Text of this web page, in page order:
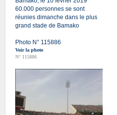
60.000 personnes se sont
réunies dimanche dans le plus
grand stade de Bamako
Photo N° 115886
Voir la photo
N° 115886